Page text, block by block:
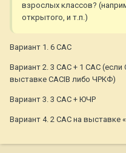
взрослых классов?
открытого, и т.п.)
Вариант 1. 6 САС
Вариант 2. 3 САС + 1 САС (если
выставке САСIB либо ЧРКФ)
Вариант 3. 3 САС + ЮЧР
Вариант 4. 2 САС на выставке